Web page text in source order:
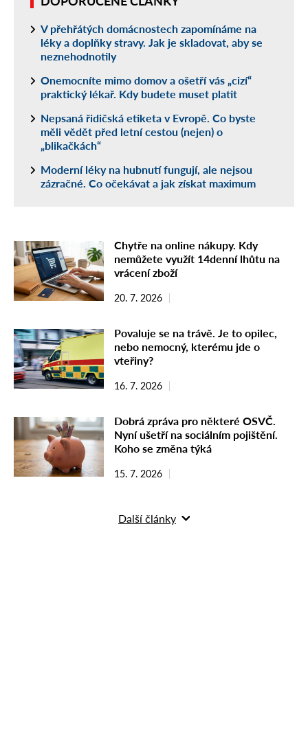
V přehřátých domácnostech zapomínáme na
léky a doplňky stravy. Jak je skladovat, aby se
neznehodnotily
Onemocníte mimo domov a ošetří vás „cizí“
praktický lékař. Kdy budete muset platit
Nepsaná řidičská etiketa v Evropě. Co byste
měli vědět před letní cestou (nejen) o
„blikačkách“
Moderní léky na hubnutí fungují, ale nejsou
zázračné. Co očekávat a jak získat maximum
Chytře na online nákupy. Kdy
nemůžete využít 14denní lhůtu na
vrácení zboží
20. 7. 2026
Povaluje se na trávě. Je to opilec,
nebo nemocný, kterému jde o
vteřiny?
16. 7. 2026
Dobrá zpráva pro některé OSVČ.
Nyní ušetří na sociálním pojištění.
Koho se změna týká
15. 7. 2026
Další články